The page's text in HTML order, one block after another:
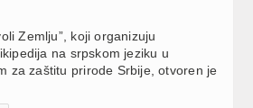
Zemlju”, koji organizuju
na srpskom jeziku u
za zaštitu prirode Srbije, otvoren je